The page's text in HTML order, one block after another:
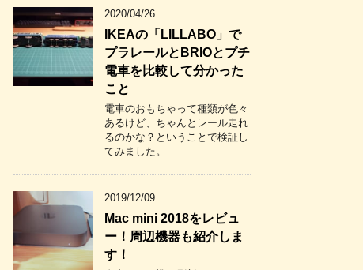
2020/04/26
IKEAの「LILLABO」で
プラレールとBRIOとプチ
電車を比較して分かった
こと
電車のおもちゃって種類が色々
あるけど、ちゃんとレール走れ
るのかな？ということで検証し
てみました。
2019/12/09
Mac mini 2018をレビュ
ー！周辺機器も紹介しま
す！